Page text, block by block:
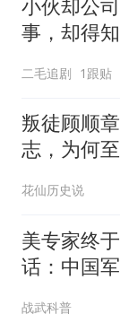
小伙却公
事，却得
二毛追剧 1跟贴
叛徒顾顺
志，为何
花仙历史说
美专家终
话：中国
例”狂飙
住了
战武科普